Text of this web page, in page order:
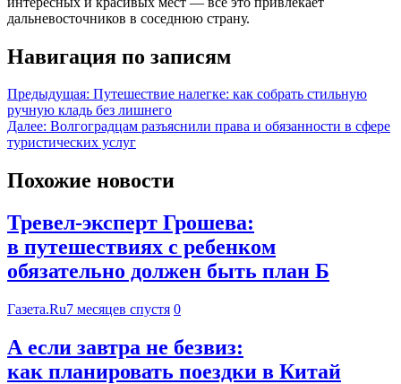
дальневосточников в соседнюю страну.
Навигация по записям
Предыдущая: Путешествие налегке: как собрать стильную
ручную кладь без лишнего
Далее: Волгоградцам разъяснили права и обязанности в сфере
туристических услуг
Похожие новости
Тревел-эксперт Грошева:
в путешествиях с ребенком
обязательно должен быть план Б
Газета.Ru7 месяцев спустя 0
А если завтра не безвиз:
как планировать поездки в Китай